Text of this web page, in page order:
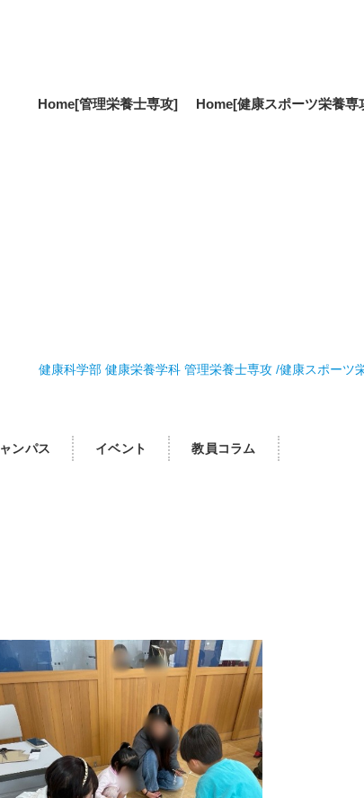
Home[管理栄養士専攻] Home[健康スポーツ栄養専
健康科学部 健康栄養学科 管理栄養士専攻 /健康スポーツ
ンパス イベント
教員コラム